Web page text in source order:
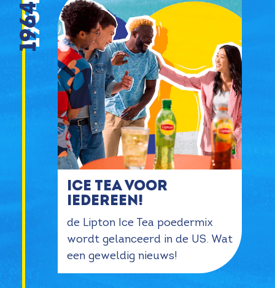
1964
Ice Tea voor
iedereen!
de Lipton Ice Tea poedermix
wordt gelanceerd in de US. Wat
een geweldig nieuws!